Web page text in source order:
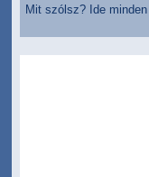
Mit szólsz? Ide minden